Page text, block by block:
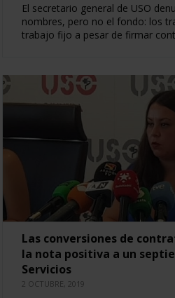
El secretario general de USO
nombres, pero no el fondo: los
trabajo fijo a pesar de firmar
Las conversiones de
la nota positiva a un
Servicios
2 OCTUBRE, 2019